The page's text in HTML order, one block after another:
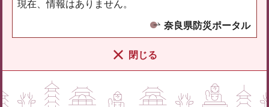
現在、情報はありません。
奈良県防災ポータル
閉じる